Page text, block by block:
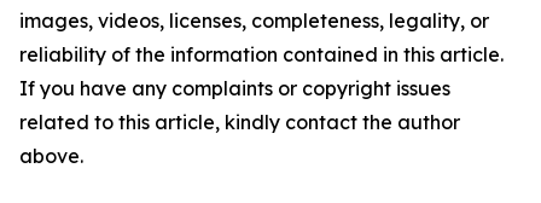
images, videos, licenses, completeness, legality, or
reliability of the information contained in this article.
If you have any complaints or copyright issues
related to this article, kindly contact the author
above.